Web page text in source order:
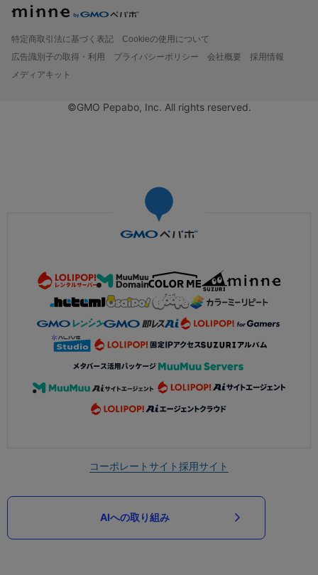
特定商取引法に基づく表記
Cookieの使用について
広告識別子の取得・利用
プライバシーポリシー 会社概要
採用情報
メディアキット
©GMO Pepabo, Inc. All rights reserved.
コーポレートサイト採用サイト
AIへの取り組み